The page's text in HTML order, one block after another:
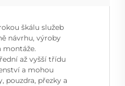
škálu služeb
návrhu, výroby
montáže.
až vyšší třídu
a mohou
pouzdra, přezky a